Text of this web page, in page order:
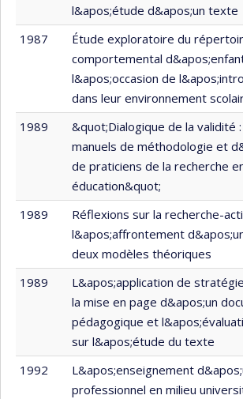
l&apos;étude d&apos;un texte
1987
Étude exploratoire du
comportemental
l&apos;occasion de
dans leur environnement
1989
&quot;Dialogique de la validité
manuels de méthodologie et
de praticiens de la recherche
éducation&quot;
1989
Réflexions sur la recherche-
l&apos;affrontement
deux modèles théoriques
1989
L&apos;application de
la mise en page d&apos;un
pédagogique et
sur l&apos;étude du texte
1992
L&apos;enseignement
professionnel en milieu